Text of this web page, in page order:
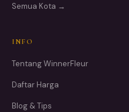
Semua Kota →
INFO
Tentang WinnerFleur
Daftar Harga
Blog & Tips